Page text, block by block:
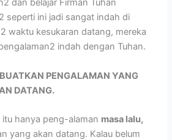
dan belajar Firman Tuhan
seperti ini jadi sangat indah di
waktu kesukaran datang, mereka
indah dengan Tuhan.
PENGALAMAN YANG
DATANG.
hanya peng-alaman masa lalu,
yang akan datang. Kalau belum